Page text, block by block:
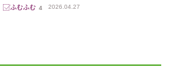
4 2026.04.27